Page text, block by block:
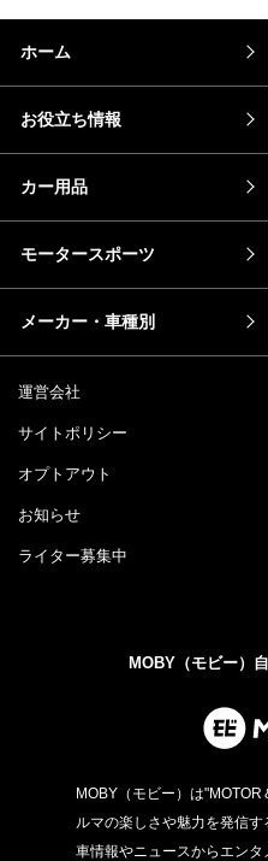
ホーム
お役立ち情報
カー用品
モータースポーツ
メーカー・車種別
運営会社
サイトポリシー
オプトアウト
お知らせ
ライター募集中
MOBY（モビー）
MOBY（モビー）は
ルマの楽しさや魅力を発信
車情報やニュースからエン